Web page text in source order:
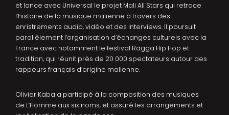
et lance avec Universal le projet Mali All Stars qui retrace
l’histoire de la musique malienne à travers des
enristrements audio, vidéo et des interviews. Il poursuit
parallèlement l’organisation d’échanges culturels avec la
France avec notamment le festival Ragga Hip Hop et
tradition, qui réunit près de 20 000 spectateurs autour des
rappeurs français d’origine malienne.
Olivier Kaba a participé à la composition des musiques
de L’Homme aux six noms, et assuré les arrangements et